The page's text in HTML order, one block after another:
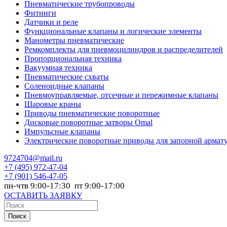
Пневматические трубопроводы
Фитинги
Датчики и реле
Функциональные клапаны и логические элементы
Манометры пневматические
Ремкомплекты для пневмоцилиндров и распределителей
Пропорциональная техника
Вакуумная техника
Пневматические схваты
Соленоидные клапаны
Пневмоуправляемые, отсечные и пережимные клапаны
Шаровые краны
Приводы пневматические поворотные
Дисковые поворотные затворы Omal
Импульсные клапаны
Электрические поворотные приводы для запорной
9724704@mail.ru
+7 (495) 972-47-04
+7 (901) 546-47-05
пн-чтв 9:00-17:30 пт 9:00-17:00
ОСТАВИТЬ ЗАЯВКУ
Поиск